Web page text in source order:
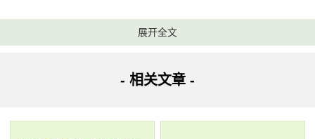
1、开放时间：早上6：00至晚上9：00
展开全文
- 相关文章 -